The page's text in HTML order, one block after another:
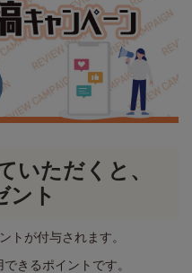
いただくと、
ント
トが付与されます。
きるポイントです。